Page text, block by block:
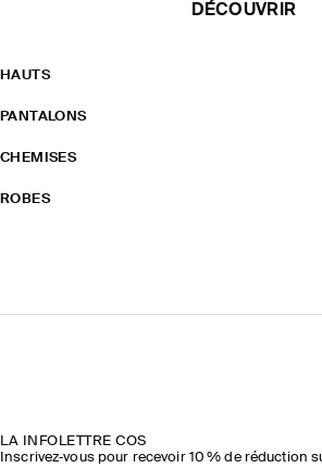
DÉCOUVRIR
HAUTS
PANTALONS
CHEMISES
ROBES
LA INFOLETTRE COS
Inscrivez‑vous pour recevoir 10 % de réduction